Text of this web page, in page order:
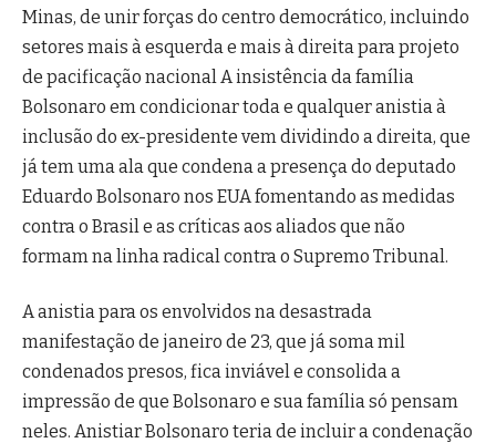
Minas, de unir forças do centro democrático, incluindo
setores mais à esquerda e mais à direita para projeto
de pacificação nacional A insistência da família
Bolsonaro em condicionar toda e qualquer anistia à
inclusão do ex-presidente vem dividindo a direita, que
já tem uma ala que condena a presença do deputado
Eduardo Bolsonaro nos EUA fomentando as medidas
contra o Brasil e as críticas aos aliados que não
formam na linha radical contra o Supremo Tribunal.
A anistia para os envolvidos na desastrada
manifestação de janeiro de 23, que já soma mil
condenados presos, fica inviável e consolida a
impressão de que Bolsonaro e sua família só pensam
neles. Anistiar Bolsonaro teria de incluir a condenação